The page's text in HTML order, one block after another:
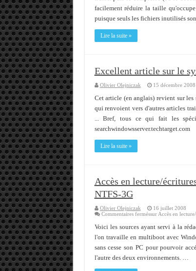
Memento -
facilement réduire la taille
puisque seuls les fichiers inutilisés
Lire la suite »
Excellent article sur le
Olivier Olejniczak 15 décembre 2008
Cet article (en anglais) revient sur
qui renvoient vers d'autres articles
... Bref, tous ce qui fait les
searchwindowsserver.techtarget.com
Lire la suite »
Accès en lecture/
NTFS-3G
Olivier Olejniczak
16 juillet 2008
Commentaires ferméssur Accès en
Voici les sources ayant servi à la
l'on travaille en multiboot avec
sans cesse son PC pour pourvoir
l'autre des deux environnements. …